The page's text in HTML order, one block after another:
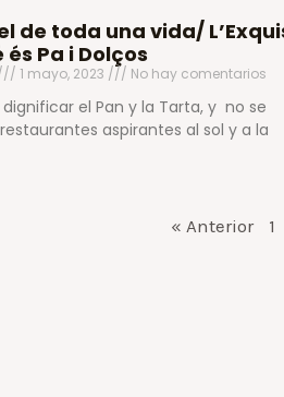
de toda una vida/
Pa i Dolços
1 mayo, 2023 No hay comentarios
el Pan y la Tarta, y no se
aspirantes al sol y a la
« Anterior 1